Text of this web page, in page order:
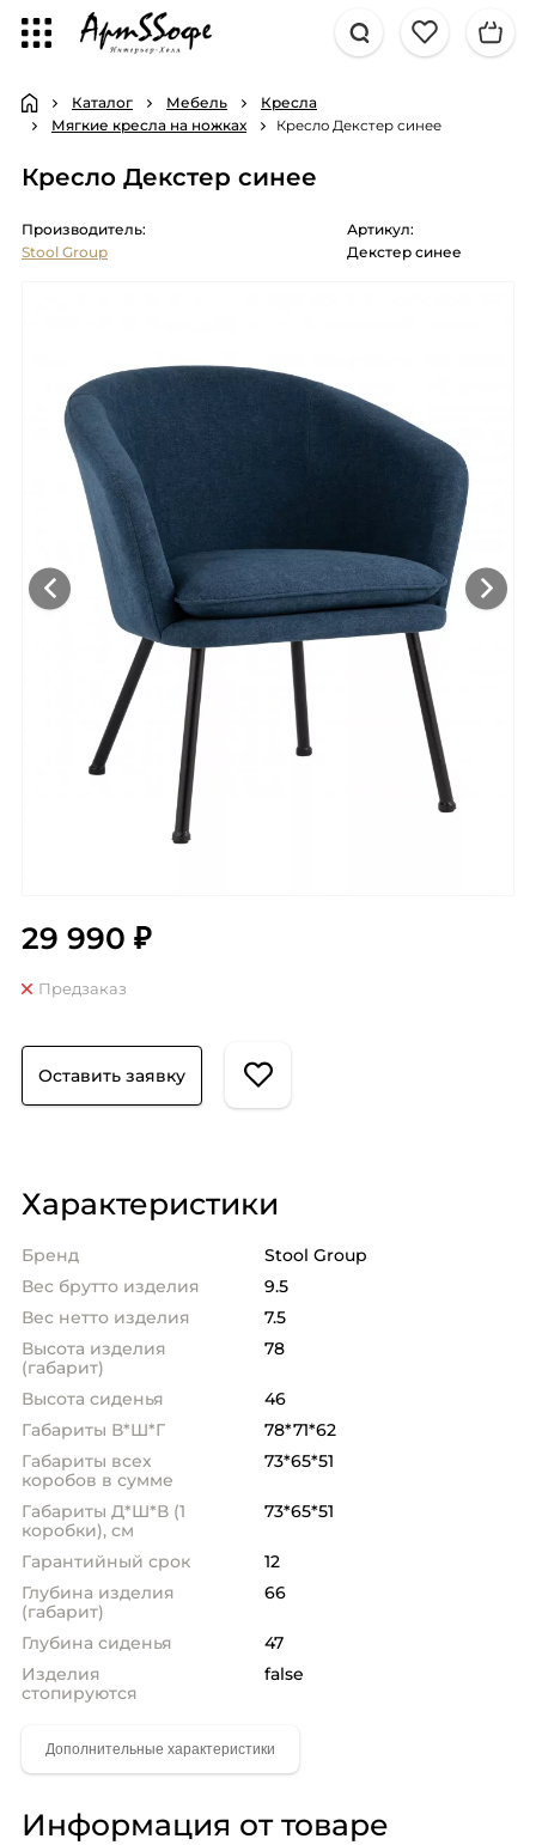
Каталог Мебель
Кресла
Мягкие кресла на ножках
Кресло Декстер синее
Кресло Декстер синее
Производитель:
Stool Group
Артикул:
Декстер синее
29 990 ₽
Предзаказ
Оставить заявку
Характеристики
Бренд
Stool Group
Вес брутто изделия
9.5
Вес нетто изделия
7.5
Высота изделия
(габарит)
78
Высота сиденья
46
Габариты В*Ш*Г
78*71*62
Габариты всех
коробов в сумме
73*65*51
Габариты Д*Ш*В (1
коробки), см
73*65*51
Гарантийный срок
12
Глубина изделия
(габарит)
66
Глубина сиденья
47
Изделия
стопируются
false
Информация от товаре